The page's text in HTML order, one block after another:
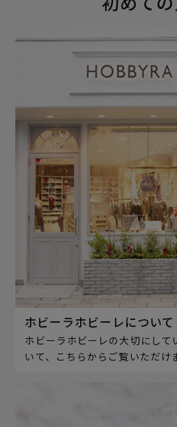
ホビーラホビーレについて
ホビーラホビーレの大切にして
いて、こちらからご覧いただけ